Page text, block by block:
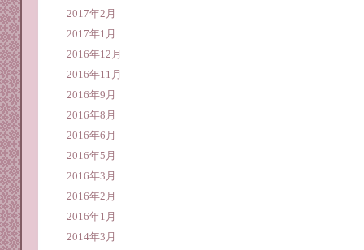
2017年2月
2017年1月
2016年12月
2016年11月
2016年9月
2016年8月
2016年6月
2016年5月
2016年3月
2016年2月
2016年1月
2014年3月